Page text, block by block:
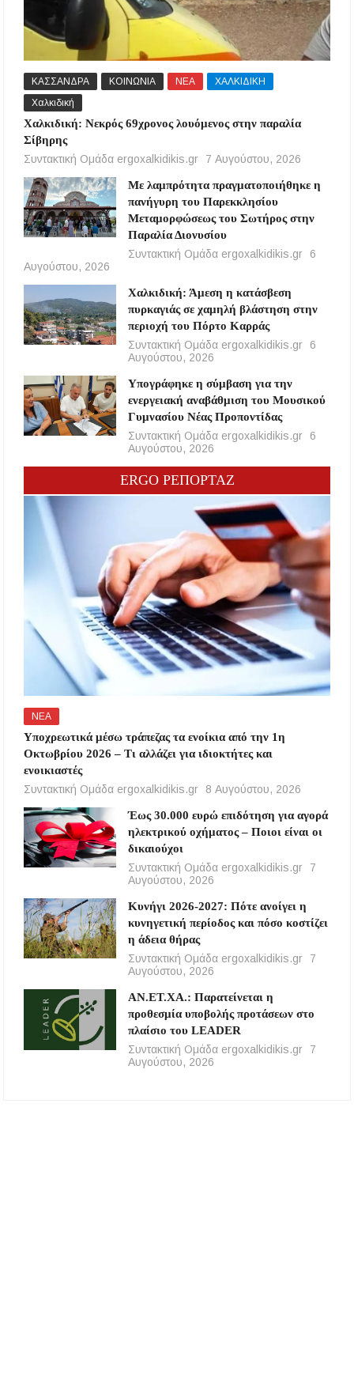
ΚΑΣΣΑΝΔΡΑ ΚΟΙΝΩΝΙΑ ΝΕΑ
ΧΑΛΚΙΔΙΚΗ
Χαλκιδική
Χαλκιδική: Νεκρός 69χρονος λουόμενος στην παραλία
Σίβηρης
Συντακτική Ομάδα ergoxalkidikis.gr
7 Αυγούστου, 2026
Με λαμπρότητα πραγματοποιήθηκε η
πανήγυρη του Παρεκκλησίου
Μεταμορφώσεως του Σωτήρος στην
Παραλία Διονυσίου
Συντακτική Ομάδα ergoxalkidikis.gr
6
Αυγούστου, 2026
Χαλκιδική: Άμεση η κατάσβεση
πυρκαγιάς σε χαμηλή βλάστηση στην
περιοχή του Πόρτο Καρράς
Συντακτική Ομάδα ergoxalkidikis.gr
6
Αυγούστου, 2026
Υπογράφηκε η σύμβαση για την
ενεργειακή αναβάθμιση του Μουσικού
Γυμνασίου Νέας Προποντίδας
Συντακτική Ομάδα ergoxalkidikis.gr
6
Αυγούστου, 2026
ERGO ΡΕΠΟΡΤΑΖ
ΝΕΑ
Υποχρεωτικά μέσω τράπεζας τα ενοίκια από την 1η
Οκτωβρίου 2026 – Τι αλλάζει για ιδιοκτήτες και
ενοικιαστές
Συντακτική Ομάδα ergoxalkidikis.gr
8 Αυγούστου, 2026
Έως 30.000 ευρώ επιδότηση για αγορά
ηλεκτρικού οχήματος – Ποιοι είναι οι
δικαιούχοι
Συντακτική Ομάδα ergoxalkidikis.gr
7
Αυγούστου, 2026
Κυνήγι 2026-2027: Πότε ανοίγει η
κυνηγετική περίοδος και πόσο κοστίζει
η άδεια θήρας
Συντακτική Ομάδα ergoxalkidikis.gr
7
Αυγούστου, 2026
ΑΝ.ΕΤ.ΧΑ.: Παρατείνεται η
προθεσμία υποβολής προτάσεων στο
πλαίσιο του LEADER
Συντακτική Ομάδα ergoxalkidikis.gr
7
Αυγούστου, 2026